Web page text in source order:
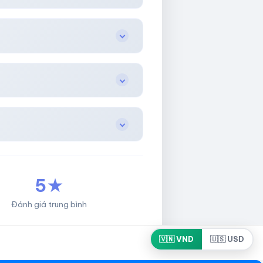
5★
Đánh giá trung bình
🇻🇳 VND 🇺🇸 USD